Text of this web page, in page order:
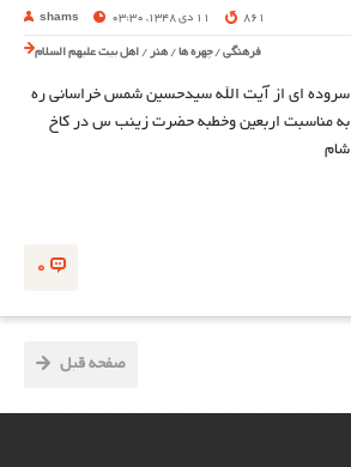
shams 11 دی 1348, 03:30 861
فرهنگی /چهره ها / هنر / اهل بیت علیهم السلام
سروده ای از آیت الله سیدحسین شمس خراسانی ره
به مناسبت اربعین وخطبه حضرت زینب س در کاخ
شام
0
صفحه قبل